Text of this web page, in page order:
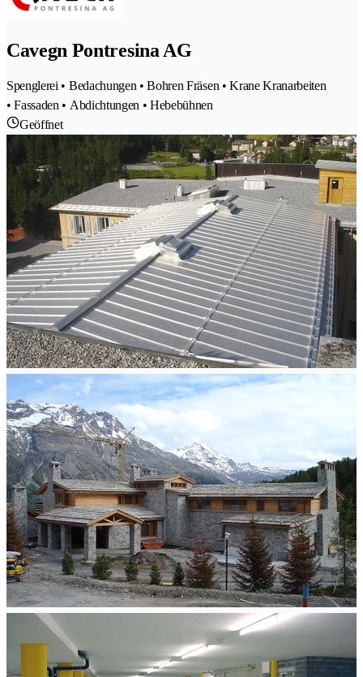
Cavegn Pontresina AG
Spenglerei • Bedachungen • Bohren Fräsen • Krane Kranarbeiten
• Fassaden • Abdichtungen • Hebebühnen
Geöffnet